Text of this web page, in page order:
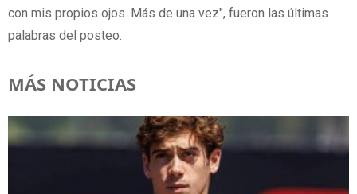
con mis propios ojos. Más de una vez", fueron las últimas
palabras del posteo.
MÁS NOTICIAS